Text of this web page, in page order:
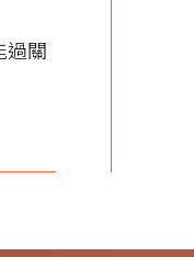
過關